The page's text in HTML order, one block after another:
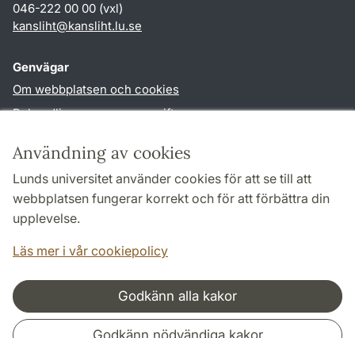
Användning av cookies
Lunds universitet använder cookies för att se till att
webbplatsen fungerar korrekt och för att förbättra din
upplevelse.
Läs mer i vår cookiepolicy
Godkänn alla kakor
Godkänn nödvändiga kakor
046-222 00 00 (vxl)
kansliht@kansliht.lu.se
Genvägar
Om webbplatsen och cookies
Behandling av personuppgifter
TYPO3-login
Följ oss i sociala medier
Samarbeten och nätverk